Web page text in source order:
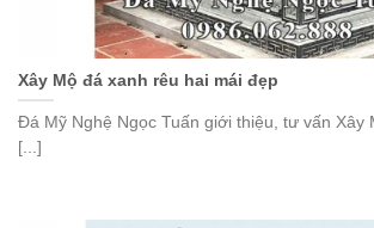
Xây Mộ đá xanh rêu hai mái đẹp
Đá Mỹ Nghệ Ngọc Tuấn giới thiệu, tư vấn Xây
[...]